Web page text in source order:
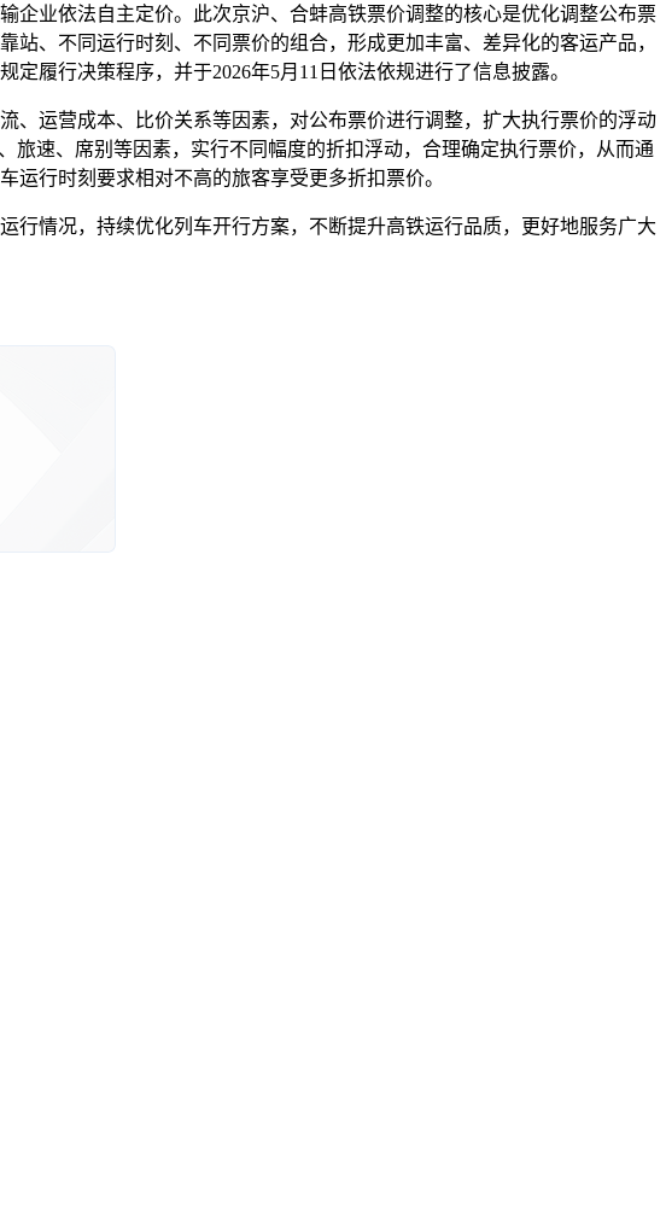
业依法自主定价。此次京沪、合蚌高铁票价调整的核心是优化调整公布票
、不同运行时刻、不同票价的组合，形成更加丰富、差异化的客运产品，
履行决策程序，并于2026年5月11日依法依规进行了信息披露。
运营成本、比价关系等因素，对公布票价进行调整，扩大执行票价的浮动
速、席别等因素，实行不同幅度的折扣浮动，合理确定执行票价，从而通
行时刻要求相对不高的旅客享受更多折扣票价。
情况，持续优化列车开行方案，不断提升高铁运行品质，更好地服务广大